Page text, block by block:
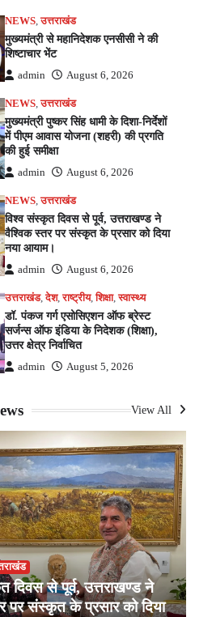
NEWS,उत्तराखंड
मुख्यमंत्री से महानिदेशक एनसीसी ने की
शिष्टाचार भेंट
admin August 6, 2026
NEWS,उत्तराखंड
मुख्यमंत्री पुष्कर सिंह धामी के दिशा-निर्देशों
में पीएम आवास योजना (शहरी) की प्रगति
की हुई समीक्षा
admin August 6, 2026
NEWS,उत्तराखंड
विश्व संस्कृत दिवस से पूर्व, उत्तराखण्ड ने
वैश्विक स्तर पर संस्कृत के प्रसार को दिया
नया आयाम।
admin August 6, 2026
उत्तराखंड,देश,राष्ट्रीय,शिक्षा,स्वास्थ्य
डॉ. पंकज गर्ग एसोसिएशन ऑफ ब्रेस्ट
सर्जन्स ऑफ इंडिया के निदेशक (शिक्षा),
उत्तर क्षेत्र निर्वाचित
admin August 5, 2026
View All
दिवस से पूर्व, उत्तराखण्ड ने
पर संस्कृत के प्रसार को दिया